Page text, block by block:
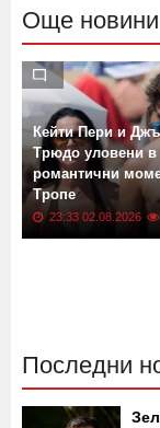
Още новини
Кейти Пери и
Трюдо уловени в
романтични
Тропе
23:33 02.08.2026
Последни